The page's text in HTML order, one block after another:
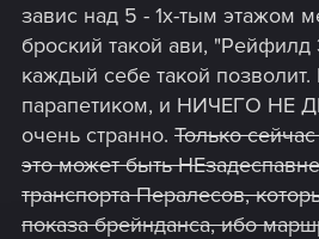
завис над 5 - 1х-тым этажом
броский такой ави, "Рейфилд
каждый себе такой позволит.
парапетиком, и НИЧЕГО НЕ
очень странно. Только
это может быть
транспорта Пералесов,
показа брейнданса, ибо